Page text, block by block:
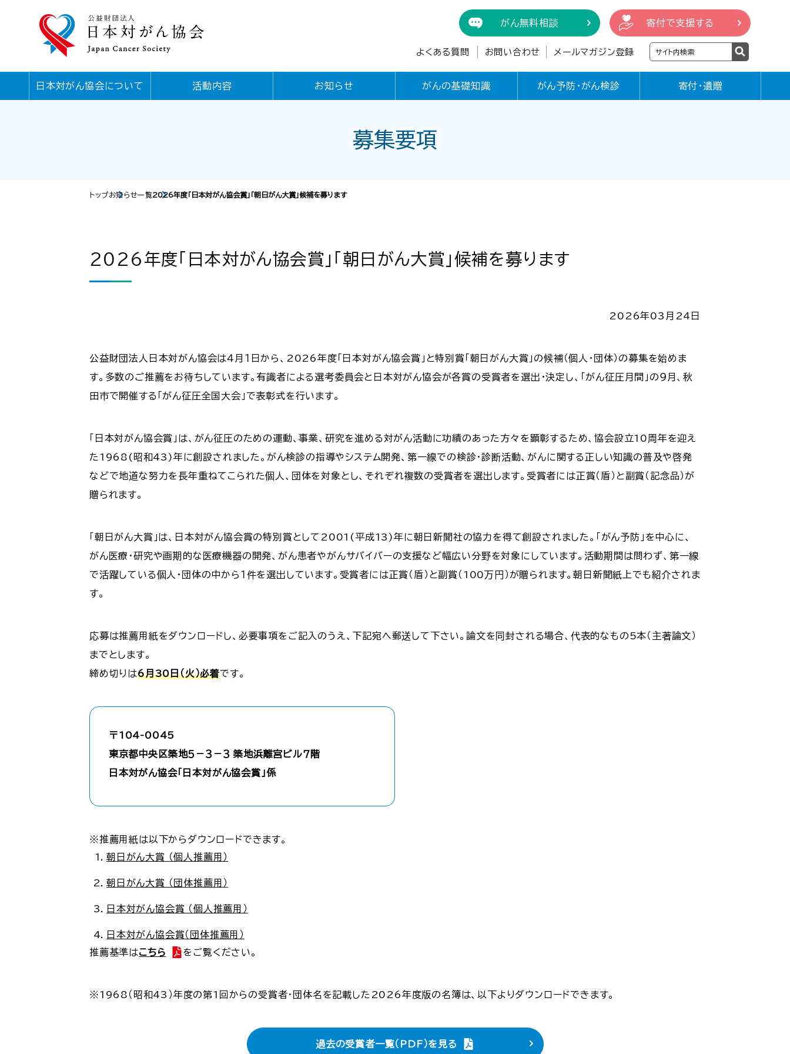
がん無料相談 寄付で支援する
よくある質問 お問い合わせ メールマガジン登録
日本対がん協会について 活動内容 お知らせ がんの基礎知識 がん予防・がん検診 寄付・遺贈
募集要項
トップお知らせ一覧2026年度「日本対がん協会賞」「朝日がん大賞」候補を募ります
2026年度「日本対がん協会賞」「朝日がん大賞」候補を募ります
2026年03月24日
公益財団法人日本対がん協会は４月１日から、2026年度「日本対がん協会賞」と特別賞「朝日がん大賞」の候補（個人・団体）の募集を始めま
す。多数のご推薦をお待ちしています。有識者による選考委員会と日本対がん協会が各賞の受賞者を選出・決定し、「がん征圧月間」の９月、秋
田市で開催する「がん征圧全国大会」で表彰式を行います。
「日本対がん協会賞」は、がん征圧のための運動、事業、研究を進める対がん活動に功績のあった方々を顕彰するため、協会設立10周年を迎え
た1968(昭和43)年に創設されました。がん検診の指導やシステム開発、第一線での検診・診断活動、がんに関する正しい知識の普及や啓発
などで地道な努力を長年重ねてこられた個人、団体を対象とし、それぞれ複数の受賞者を選出します。受賞者には正賞（盾）と副賞（記念品）が
贈られます。
「朝日がん大賞」は、日本対がん協会賞の特別賞として2001(平成13)年に朝日新聞社の協力を得て創設されました。「がん予防」を中心に、
がん医療・研究や画期的な医療機器の開発、がん患者やがんサバイバーの支援など幅広い分野を対象にしています。活動期間は問わず、第一線
で活躍している個人・団体の中から１件を選出しています。受賞者には正賞（盾）と副賞（100万円）が贈られます。朝日新聞紙上でも紹介されま
す。
応募は推薦用紙をダウンロードし、必要事項をご記入のうえ、下記宛へ郵送して下さい。論文を同封される場合、代表的なもの5本（主著論文）
までとします。
締め切りは6月30日（火）必着です。
〒104-0045
東京都中央区築地５－３－３ 築地浜離宮ビル７階
日本対がん協会「日本対がん協会賞」係
※推薦用紙は以下からダウンロードできます。
朝日がん大賞 （個人推薦用）
朝日がん大賞 （団体推薦用）
日本対がん協会賞 （個人推薦用）
日本対がん協会賞（団体推薦用）
推薦基準はこちら をご覧ください。
※1968（昭和43）年度の第1回からの受賞者・団体名を記載した2026年度版の名簿は、以下よりダウンロードできます。
過去の受賞者一覧（PDF）を見る